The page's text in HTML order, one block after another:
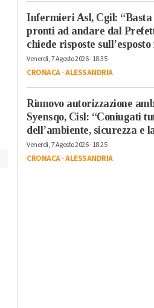
Cronaca
L’antimateria: cos’è e
quanto la conosciamo
Infermieri Asl, Cgil: “Basta
pronti ad andare dal
chiede risposte
Venerdì, 7 Agosto 2026 - 18:35
CRONACA-ALESSANDRIA
Rinnovo autorizzazione
Syensqo, Cisl: “Coniugati
dell’ambiente, sicurezza e
Venerdì, 7 Agosto 2026 - 18:25
CRONACA-ALESSANDRIA